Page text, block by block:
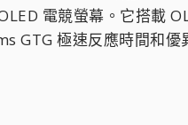
電競螢幕。它搭載
GTG 極速反應時間和